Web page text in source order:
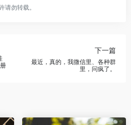
请勿转载。
下一篇
最近，真的，我微信里、各种群
里，问疯了。